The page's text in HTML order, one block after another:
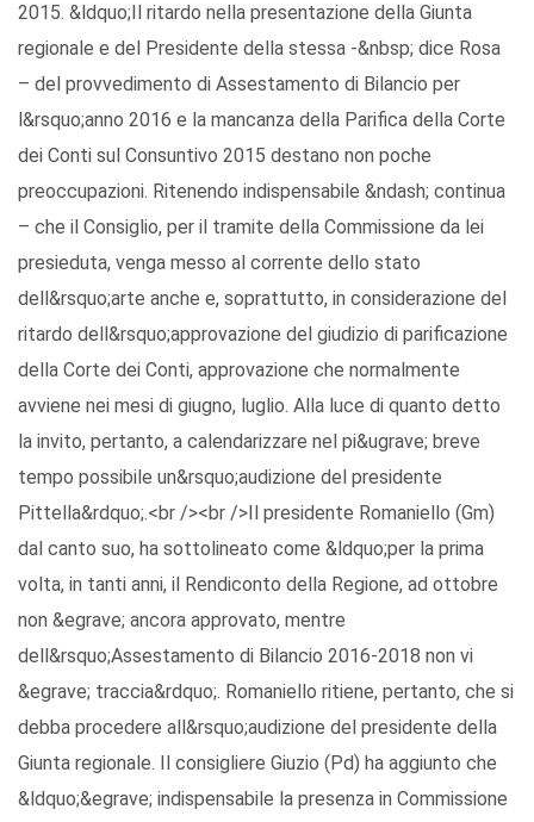
2015. &ldquo;Il ritardo nella presentazione della Giunta
regionale e del Presidente della stessa -&nbsp; dice Rosa
– del provvedimento di Assestamento di Bilancio per
l&rsquo;anno 2016 e la mancanza della Parifica della Corte
dei Conti sul Consuntivo 2015 destano non poche
preoccupazioni. Ritenendo indispensabile &ndash; continua
– che il Consiglio, per il tramite della Commissione da lei
presieduta, venga messo al corrente dello stato
dell&rsquo;arte anche e, soprattutto, in considerazione del
ritardo dell&rsquo;approvazione del giudizio di parificazione
della Corte dei Conti, approvazione che normalmente
avviene nei mesi di giugno, luglio. Alla luce di quanto detto
la invito, pertanto, a calendarizzare nel pi&ugrave; breve
tempo possibile un&rsquo;audizione del presidente
Pittella&rdquo;.<br /><br />Il presidente Romaniello (Gm)
dal canto suo, ha sottolineato come &ldquo;per la prima
volta, in tanti anni, il Rendiconto della Regione, ad ottobre
non &egrave; ancora approvato, mentre
dell&rsquo;Assestamento di Bilancio 2016-2018 non vi
&egrave; traccia&rdquo;. Romaniello ritiene, pertanto, che si
debba procedere all&rsquo;audizione del presidente della
Giunta regionale. Il consigliere Giuzio (Pd) ha aggiunto che
&ldquo;&egrave; indispensabile la presenza in Commissione